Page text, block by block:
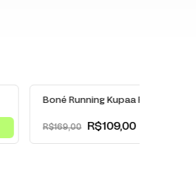
Boné Running Kupaa ROSA com
R$169,00 R$109,00